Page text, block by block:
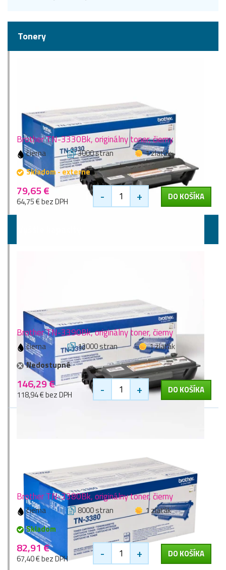
Tonery
Brother TN-3330Bk, originálny toner, čierny
čierna 3000 stran
1 zlaťák
Skladom - externe
79,65 €
64,75 € bez DPH - + DO KOŠÍKA
Brother TN-3390Bk, originálny toner, čierny
čierna 12000 stran
1 zlaťák
Nedostupné
146,29 €
118,94 € bez DPH - + DO KOŠÍKA
Brother TN-3380Bk, originálny toner, čierny
čierna 8000 stran
1 zlaťák
Skladom
82,91 €
67,40 € bez DPH - + DO KOŠÍKA